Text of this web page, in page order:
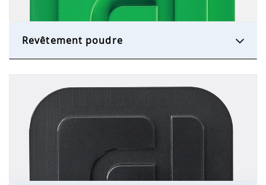
Revêtement poudre